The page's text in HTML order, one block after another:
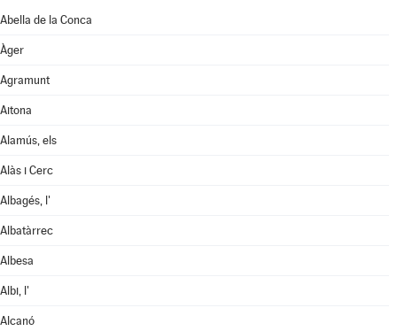
Abella de la Conca
Àger
Agramunt
Aitona
Alamús, els
Alàs i Cerc
Albagés, l'
Albatàrrec
Albesa
Albi, l'
Alcanó